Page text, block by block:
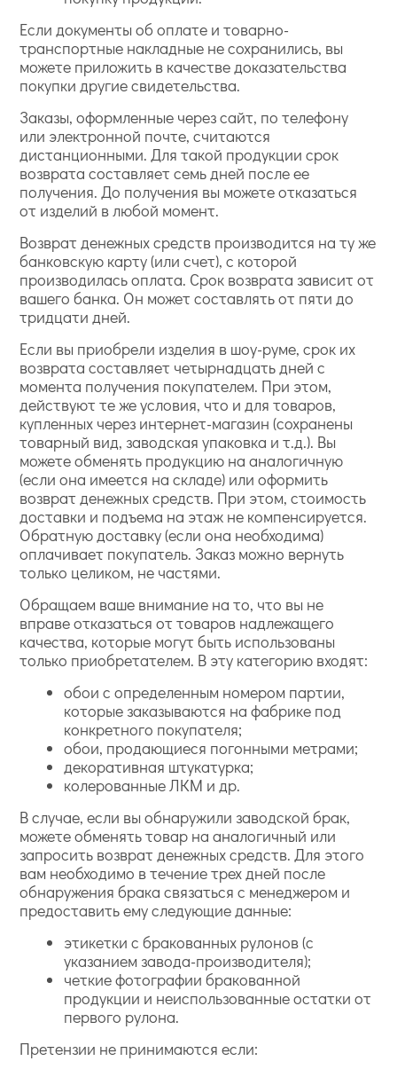
Если документы об оплате и товарно-
транспортные накладные не сохранились, вы
можете приложить в качестве доказательства
покупки другие свидетельства.
Заказы, оформленные через сайт, по телефону
или электронной почте, считаются
дистанционными. Для такой продукции срок
возврата составляет семь дней после ее
получения. До получения вы можете отказаться
от изделий в любой момент.
Возврат денежных средств производится на ту же
банковскую карту (или счет), с которой
производилась оплата. Срок возврата зависит от
вашего банка. Он может составлять от пяти до
тридцати дней.
Если вы приобрели изделия в шоу-руме, срок их
возврата составляет четырнадцать дней с
момента получения покупателем. При этом,
действуют те же условия, что и для товаров,
купленных через интернет-магазин (сохранены
товарный вид, заводская упаковка и т.д.). Вы
можете обменять продукцию на аналогичную
(если она имеется на складе) или оформить
возврат денежных средств. При этом, стоимость
доставки и подъема на этаж не компенсируется.
Обратную доставку (если она необходима)
оплачивает покупатель. Заказ можно вернуть
только целиком, не частями.
Обращаем ваше внимание на то, что вы не
вправе отказаться от товаров надлежащего
качества, которые могут быть использованы
только приобретателем. В эту категорию входят:
обои с определенным номером партии,
которые заказываются на фабрике под
конкретного покупателя;
обои, продающиеся погонными метрами;
декоративная штукатурка;
колерованные ЛКМ и др.
В случае, если вы обнаружили заводской брак,
можете обменять товар на аналогичный или
запросить возврат денежных средств. Для этого
вам необходимо в течение трех дней после
обнаружения брака связаться с менеджером и
предоставить ему следующие данные:
этикетки с бракованных рулонов (с
указанием завода-производителя);
четкие фотографии бракованной
продукции и неиспользованные остатки от
первого рулона.
Претензии не принимаются если: